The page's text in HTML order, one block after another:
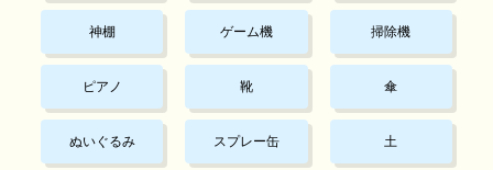
神棚 ゲーム機 掃除機
ピアノ 靴 傘
ぬいぐるみ スプレー缶 土